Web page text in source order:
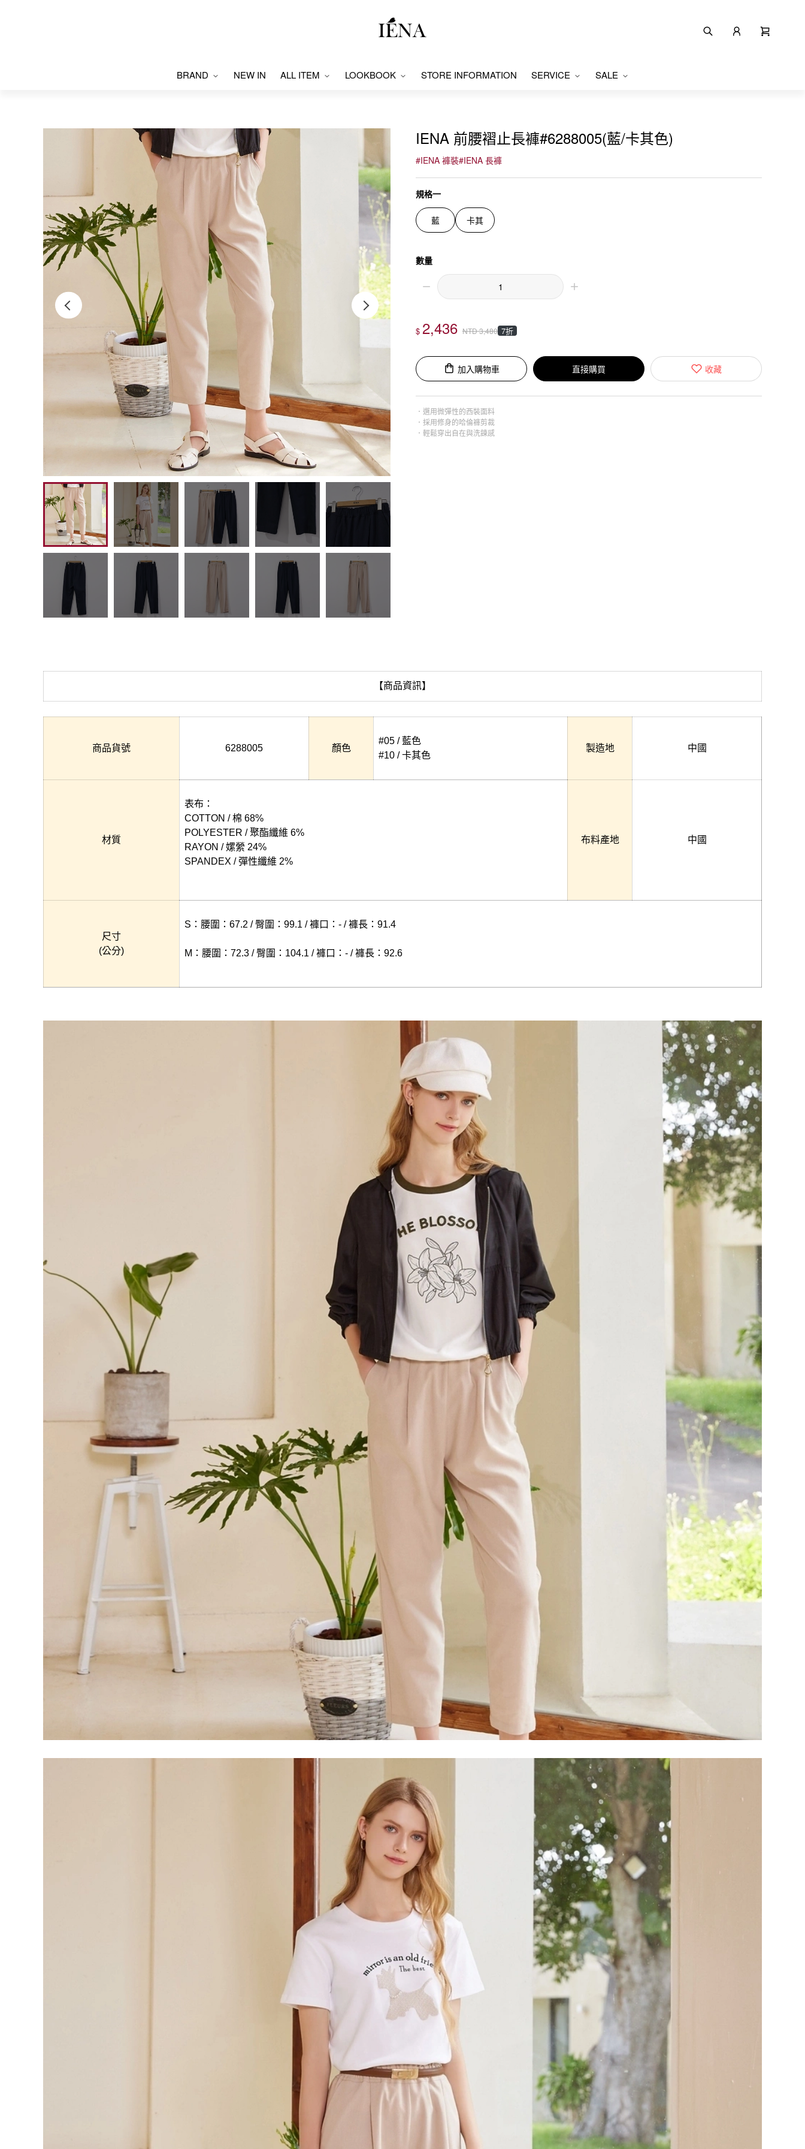
BRAND NEW IN ALL ITEM LOOKBOOK STORE INFORMATION SERVICE SALE
IENA 前腰褶止長褲#6288005(藍/卡其色)
#IENA 褲裝#IENA 長褲
規格一
藍 卡其
數量
$ 2,436 NTD3,480 7折
加入購物車 直接購買 收藏
．選用微彈性的西裝面料
．採用修身的哈倫褲剪裁
．輕鬆穿出自在與洗鍊感
【商品資訊】
商品貨號 6288005 顏色
#05 / 藍色
#10 / 卡其色
製造地 中國
材質
表布：
COTTON / 棉 68%
POLYESTER / 聚酯纖維 6%
RAYON / 嫘縈 24%
SPANDEX / 彈性纖維 2%
布料產地 中國
尺寸
(公分)
S：腰圍：67.2 / 臀圍：99.1 / 褲口：- / 褲長：91.4
M：腰圍：72.3 / 臀圍：104.1 / 褲口：- / 褲長：92.6